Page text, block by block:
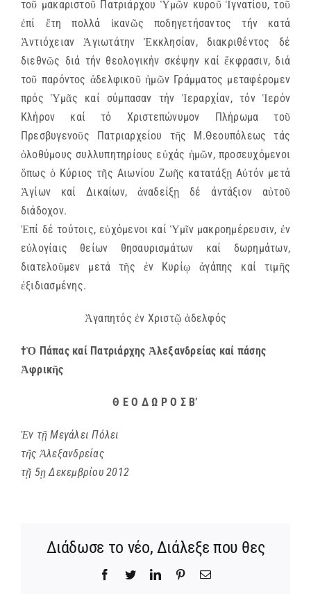
τοῦ μακαριστοῦ Πατριάρχου Ὑμῶν κυροῦ Ἱγνατίου, τοῦ
ἐπί ἔτη πολλά ἱκανῶς ποδηγετήσαντος τήν κατά
Ἀντιόχειαν Ἁγιωτάτην Ἐκκλησίαν, διακριθέντος δέ
διεθνῶς διά τήν θεολογικήν σκέψην καί ἔκφρασιν, διά
τοῦ παρόντος ἀδελφικοῦ ἡμῶν Γράμματος μεταφέρομεν
πρός Ὑμᾶς καί σύμπασαν τήν Ἱεραρχίαν, τόν Ἱερόν
Κλήρον καί τό Χριστεπώνυμον Πλήρωμα τοῦ
Πρεσβυγενοῦς Πατριαρχείου τῆς Μ.Θεουπόλεως τάς
ὁλοθύμους συλλυπητηρίους εὐχάς ἡμῶν, προσευχόμενοι
ὅπως ὁ Κύριος τῆς Αιωνίου Ζωῆς κατατάξῃ Αὐτόν μετά
Ἁγίων καί Δικαίων, ἀναδείξῃ δέ άντάξιον αὐτοῦ
διάδοχον.
Ἐπί δέ τούτοις, εὐχόμενοι καί Ὑμῖν μακροημέρευσιν, ἐν
εὐλογίαις θείων θησαυρισμάτων καί δωρημάτων,
διατελοῦμεν μετά τῆς ἐν Κυρίῳ ἀγάπης καί τιμῆς
ἐξιδιασμένης.
Ἀγαπητός ἐν Χριστῷ ἀδελφός
†Ὁ Πάπας καί Πατριάρχης Ἀλεξανδρείας καί πάσης
Ἀφρικῆς
Θ Ε Ο Δ Ω Ρ Ο Σ Β’
Ἐν τῇ Μεγάλει Πόλει
τῆς Ἀλεξανδρείας
τῇ 5ῃ Δεκεμβρίου 2012
Διάδωσε το νέο, Διάλεξε που θες
Facebook
TwitterLinkedInPinterestEmail